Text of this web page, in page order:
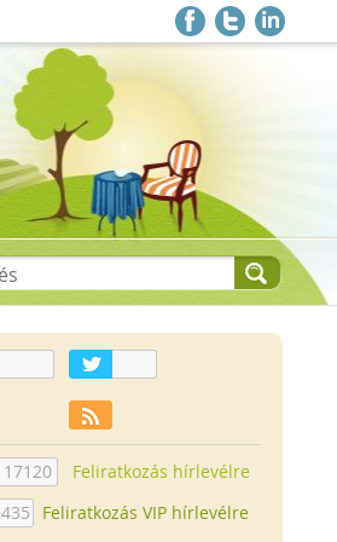
17120
Feliratkozás hírlevélre
435
Feliratkozás VIP hírlevélre